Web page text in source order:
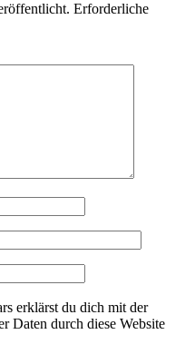
Erforderliche
erklärst du dich mit der
Daten durch diese Website